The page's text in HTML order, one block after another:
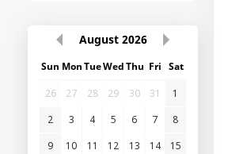
August 2026
Sun MonTueWedThu Fri Sat
26
27 28 29 30 31
1
2
3 4 5 6 7
8
9
10 11 12 13 14
15